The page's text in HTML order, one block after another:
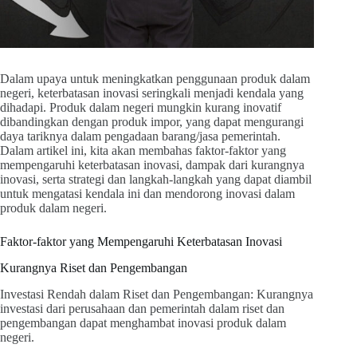
Dalam upaya untuk meningkatkan penggunaan produk dalam
negeri, keterbatasan inovasi seringkali menjadi kendala yang
dihadapi. Produk dalam negeri mungkin kurang inovatif
dibandingkan dengan produk impor, yang dapat mengurangi
daya tariknya dalam pengadaan barang/jasa pemerintah.
Dalam artikel ini, kita akan membahas faktor-faktor yang
mempengaruhi keterbatasan inovasi, dampak dari kurangnya
inovasi, serta strategi dan langkah-langkah yang dapat diambil
untuk mengatasi kendala ini dan mendorong inovasi dalam
produk dalam negeri.
Faktor-faktor yang Mempengaruhi Keterbatasan Inovasi
Kurangnya Riset dan Pengembangan
Investasi Rendah dalam Riset dan Pengembangan: Kurangnya
investasi dari perusahaan dan pemerintah dalam riset dan
pengembangan dapat menghambat inovasi produk dalam
negeri.